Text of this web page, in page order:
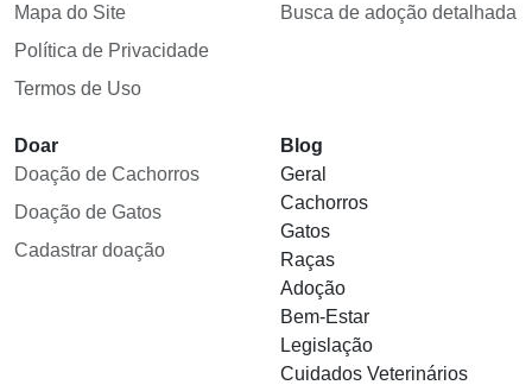
Mapa do Site
Política de Privacidade
Termos de Uso
Busca de adoção detalhada
Doar
Doação de Cachorros
Doação de Gatos
Cadastrar doação
Blog
Geral
Cachorros
Gatos
Raças
Adoção
Bem-Estar
Legislação
Cuidados Veterinários